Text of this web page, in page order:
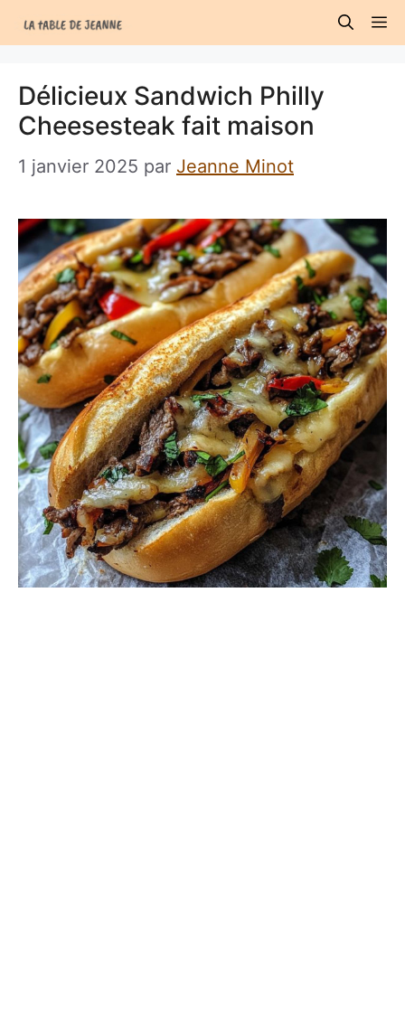
au
Délicieux Sandwich Philly
Cheesesteak fait maison
1 janvier 2025 par Jeanne Minot